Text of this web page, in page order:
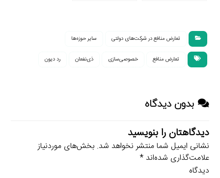
تعارض منافع در شرکت‌های دولتی سایر حوزه‌ها
تعارض منافع خصوصی‌سازی ذی‌نفعان رد دیون
بدون دیدگاه
دیدگاهتان را بنویسید
نشانی ایمیل شما منتشر نخواهد شد. بخش‌های موردنیاز
علامت‌گذاری شده‌اند*
دیدگاه